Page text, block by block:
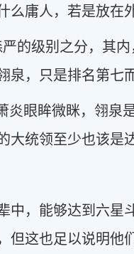
么庸人，若是放在
的级别之分，其
，只是排名第七
眼眸微眯，翎泉
大统领至少也该是
中，能够达到六星
但这也足以说明他